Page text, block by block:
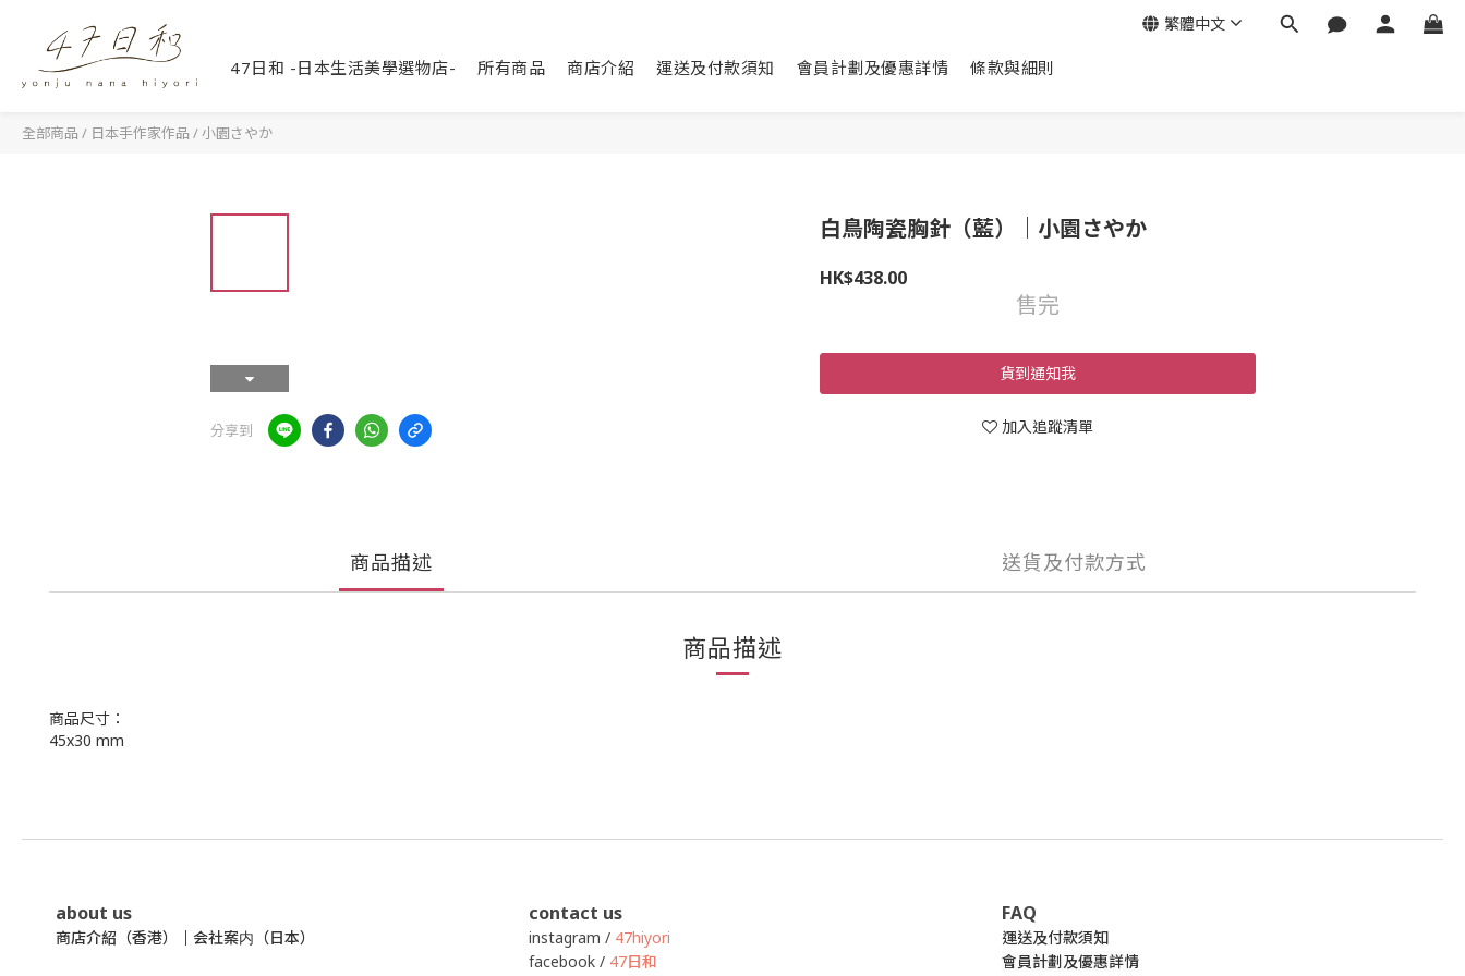
47日和 -日本生活美學選物店- 所有商品 商店介紹 運送及付款須知 會員計劃及優惠詳情 條款與細則
繁體中文
全部商品 / 日本手作家作品 /小園さやか
分享到
白鳥陶瓷胸針（藍）｜小園さやか
HK$438.00
售完
貨到通知我
加入追蹤清單
商品描述 送貨及付款方式
商品描述
商品尺寸：
45x30 mm
about us
商店介紹（香港） ｜ 会社案内（日本）
contact us
instagram / 47hiyori
facebook / 47日和
FAQ
運送及付款須知
會員計劃及優惠詳情